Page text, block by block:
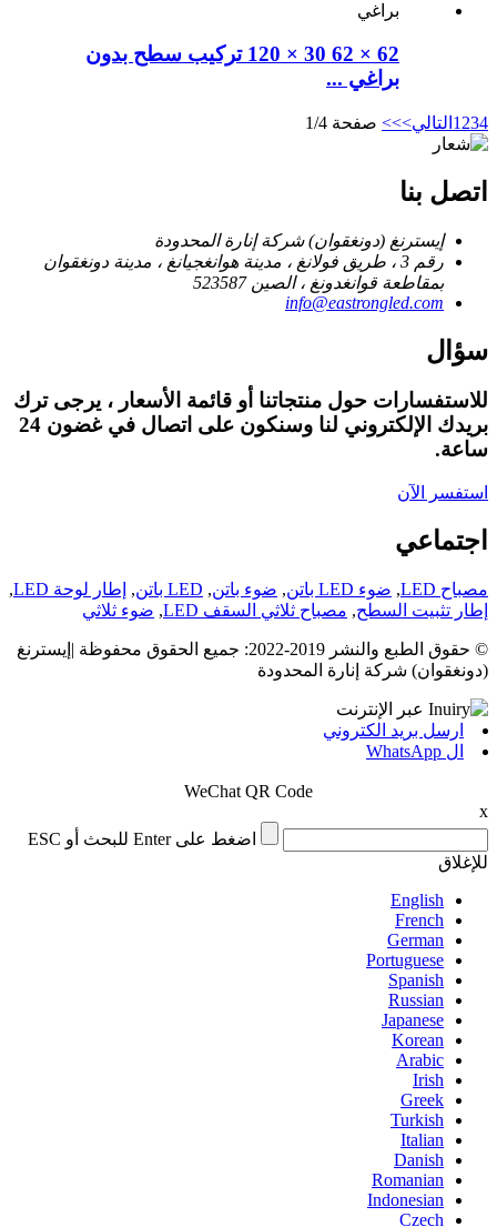
62 × 62 30 × 120 تركيب سطح بدون
براغي ...
1 234 التالي>>> صفحة 1/4
اتصل بنا
إيسترنغ (دونغقوان) شركة إنارة المحدودة
رقم 3 ، طريق فولانغ ، مدينة هوانغجيانغ ، مدينة دونغقوان
بمقاطعة قوانغدونغ ، الصين 523587
info@eastrongled.com
سؤال
للاستفسارات حول منتجاتنا أو قائمة الأسعار ، يرجى ترك
بريدك الإلكتروني لنا وسنكون على اتصال في غضون 24
ساعة.
استفسر الآن
اجتماعي
مصباح LED , ضوء LED باتن , ضوء باتن, LED باتن , إطار لوحة LED
,
إطار تثبيت السطح, مصباح ثلاثي السقف LED , ضوء ثلاثي
© حقوق الطبع والنشر 2019-2022: جميع الحقوق محفوظة |إيسترنغ
(دونغقوان) شركة إنارة المحدودة
ارسل بريد الكتروني
ال WhatsApp
WeChat QR Code
x
اضغط على Enter للبحث أو ESC
للإغلاق
English
French
German
Portuguese
Spanish
Russian
Japanese
Korean
Arabic
Irish
Greek
Turkish
Italian
Danish
Romanian
Indonesian
Czech